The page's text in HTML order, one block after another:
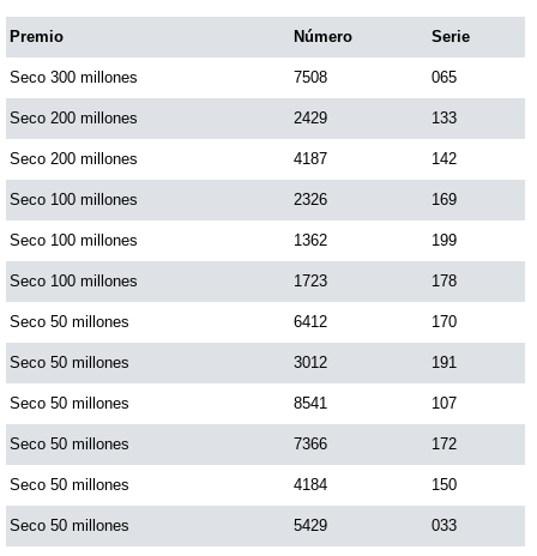
Premio Número Serie
Seco 300 millones 7508 065
Seco 200 millones 2429 133
Seco 200 millones 4187 142
Seco 100 millones 2326 169
Seco 100 millones 1362 199
Seco 100 millones 1723 178
Seco 50 millones 6412 170
Seco 50 millones 3012 191
Seco 50 millones 8541 107
Seco 50 millones 7366 172
Seco 50 millones 4184 150
Seco 50 millones 5429 033